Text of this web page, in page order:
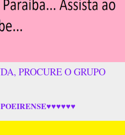
PROCURE O GRUPO